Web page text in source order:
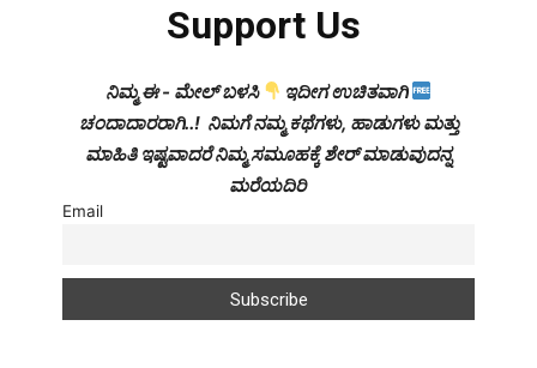
Support Us
ನಿಮ್ಮ ಈ - ಮೇಲ್ ಬಳಸಿ
ಇದೀಗ ಉಚಿತವಾಗಿ
ಚಂದಾದಾರರಾಗಿ..! ನಿಮಗೆ ನಮ್ಮ ಕಥೆಗಳು, ಹಾಡುಗಳು ಮತ್ತು
ಮಾಹಿತಿ ಇಷ್ಟವಾದರೆ ನಿಮ್ಮ ಸಮೂಹಕ್ಕೆ ಶೇರ್ ಮಾಡುವುದನ್ನ
ಮರೆಯದಿರಿ
Email